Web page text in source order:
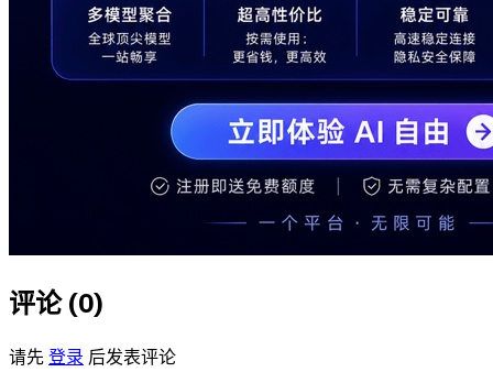
评论 (0)
请先 登录 后发表评论